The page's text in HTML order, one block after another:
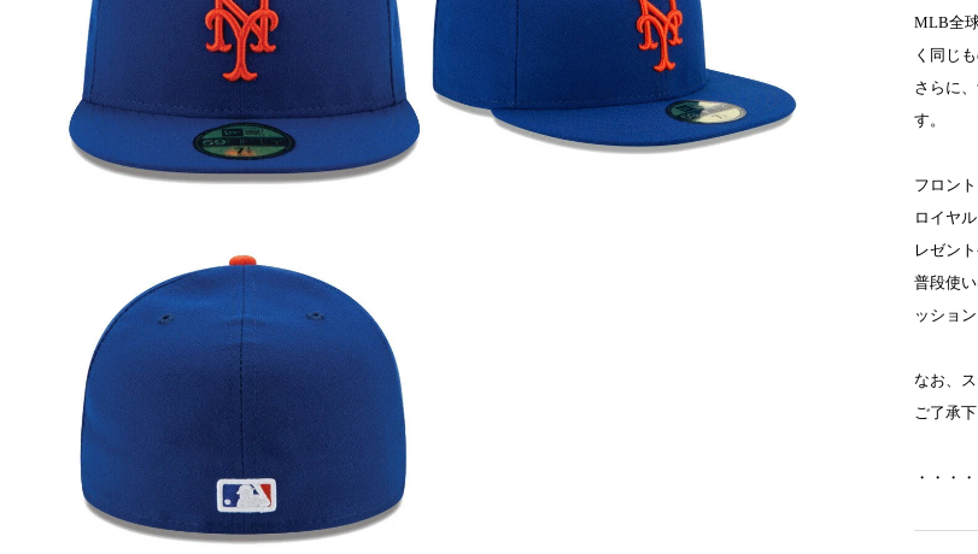
MLB全
く同じ
さらに
す。
フロン
ロイヤ
レゼン
普段使
ッショ
なお、
ご了承下
・・・